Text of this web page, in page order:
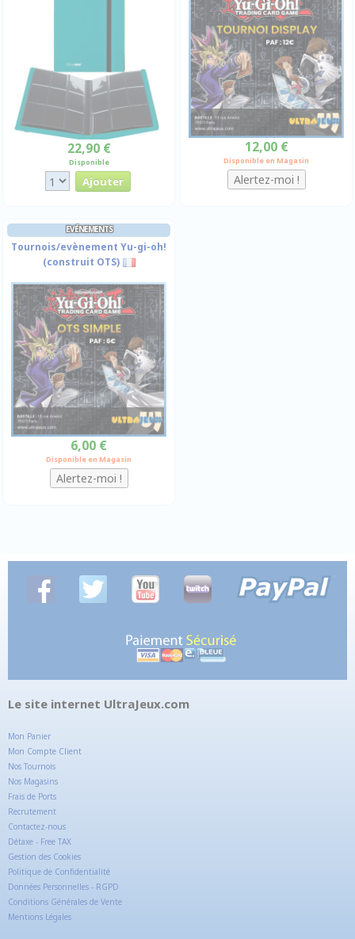
22,90 €
Disponible
12,00 €
Disponible en Magasin
EVÉNEMENTS
Tournois/evènement Yu-gi-oh!
(construit OTS)
6,00 €
Disponible en Magasin
Le site internet UltraJeux.com
Mon Panier
Mon Compte Client
Nos Tournois
Nos Magasins
Frais de Ports
Recrutement
Contactez-nous
Détaxe - Free TAX
Gestion des Cookies
Politique de Confidentialité
Données Personnelles - RGPD
Conditions Générales de Vente
Mentions Légales